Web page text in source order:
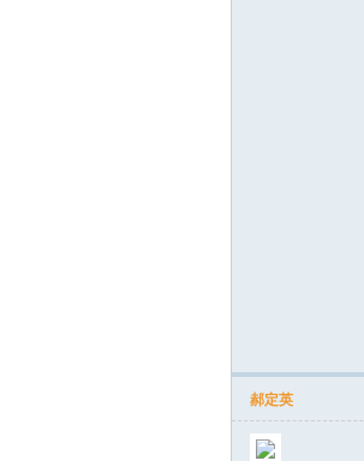
郝定英